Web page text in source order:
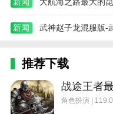
新闻 武神赵子龙混服版-
推荐下载
战途王者
角色扮演 |